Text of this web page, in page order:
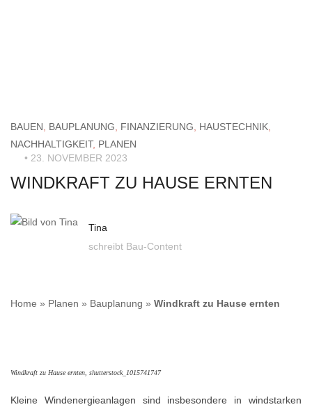
BAUEN BAUPLANUNG FINANZIERUNG HAUSTECHNIK
NACHHALTIGKEIT, PLANEN
• 23. NOVEMBER 2023
WINDKRAFT ZU HAUSE ERNTEN
Tina
schreibt Bau-Content
Home » Planen » Bauplanung » Windkraft zu Hause ernten
Windkraft zu Hause ernten, shutterstock_1015741747
Kleine Windenergieanlagen sind insbesondere in windstarken